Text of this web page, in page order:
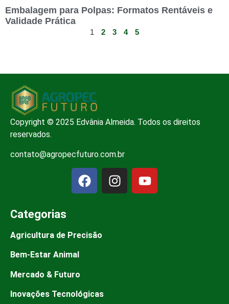
Embalagem para Polpas: Formatos Rentáveis e
Validade Prática
1 2 3 4 5
Copyright © 2025 Edvânia Almeida. Todos os direitos
reservados.
contato@agropecfuturo.com.br
Categorias
Agricultura de Precisão
Bem-Estar Animal
Mercado & Futuro
Inovações Tecnológicas